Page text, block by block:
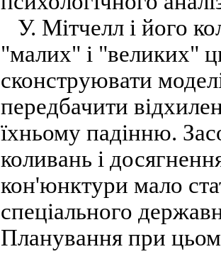
У. Мітчелл і його
"малих" і "великих"
сконструювати
передбачити
їхньому падінню.
коливань і
кон'юнктури мало
спеціального
Планування при